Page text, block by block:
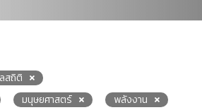
สถิติ
มนุษยศาสตร์ พลังงาน